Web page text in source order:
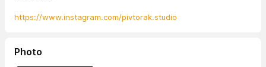
https://www.instagram.com/pivtorak.studio
Photo